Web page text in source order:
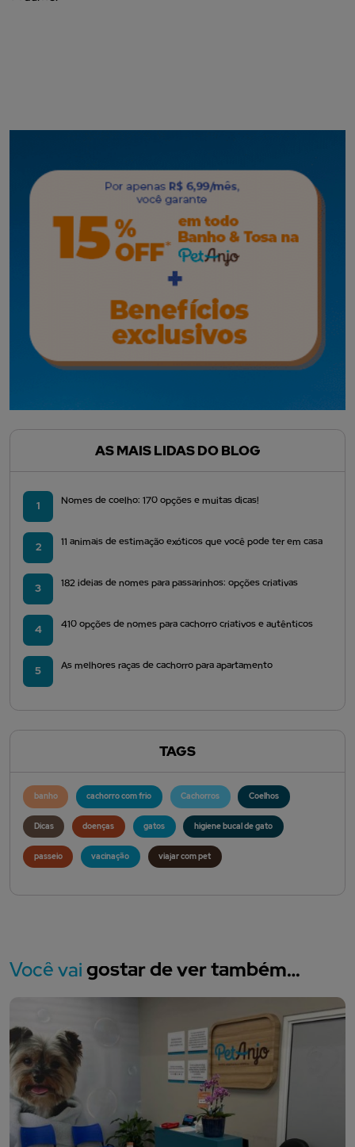
AS MAIS LIDAS DO BLOG
1 Nomes de coelho: 170 opções e muitas dicas!
2 11 animais de estimação exóticos que você pode ter em casa
3 182 ideias de nomes para passarinhos: opções criativas
4 410 opções de nomes para cachorro criativos e autênticos
5 As melhores raças de cachorro para apartamento
TAGS
banho cachorro com frio Cachorros Coelhos
Dicas doenças gatos higiene bucal de gato
passeio vacinação viajar com pet
Você vaigostar de ver também…